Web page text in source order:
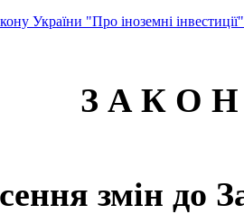
України "Про іноземні
З А К О
змін до